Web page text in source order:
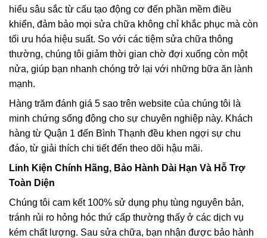
hiểu sâu sắc từ cấu tạo động cơ đến phần mềm điều
khiển, đảm bảo mọi sửa chữa không chỉ khắc phục mà còn
tối ưu hóa hiệu suất. So với các tiệm sửa chữa thông
thường, chúng tôi giảm thời gian chờ đợi xuống còn một
nửa, giúp bạn nhanh chóng trở lại với những bữa ăn lành
mạnh.
Hàng trăm đánh giá 5 sao trên website của chúng tôi là
minh chứng sống động cho sự chuyên nghiệp này. Khách
hàng từ Quận 1 đến Bình Thạnh đều khen ngợi sự chu
đáo, từ giải thích chi tiết đến theo dõi hậu mãi.
Linh Kiện Chính Hãng, Bảo Hành Dài Hạn Và Hỗ Trợ
Toàn Diện
Chúng tôi cam kết 100% sử dụng phụ tùng nguyên bản,
tránh rủi ro hỏng hóc thứ cấp thường thấy ở các dịch vụ
kém chất lượng. Sau sửa chữa, bạn nhận được bảo hành